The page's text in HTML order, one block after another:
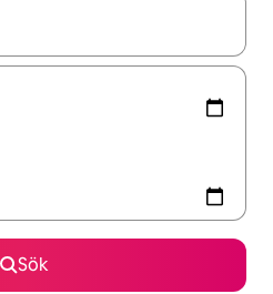
kan du navigera med upp- och
Sök